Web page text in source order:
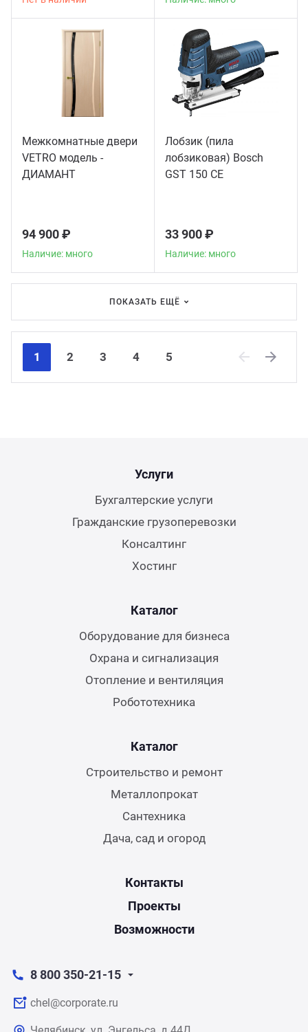
Межкомнатные двери
VETRO модель -
ДИАМАНТ
94 900 ₽
Наличие: много
Лобзик (пила
лобзиковая) Bosch
GST 150 CE
33 900 ₽
Наличие: много
ПОКАЗАТЬ ЕЩЁ
1 2 3 4
5
Услуги
Бухгалтерские услуги
Гражданские грузоперевозки
Консалтинг
Хостинг
Каталог
Оборудование для бизнеса
Охрана и сигнализация
Отопление и вентиляция
Робототехника
Каталог
Строительство и ремонт
Металлопрокат
Сантехника
Дача, сад и огород
Контакты
Проекты
Возможности
8 800 350-21-15
chel@corporate.ru